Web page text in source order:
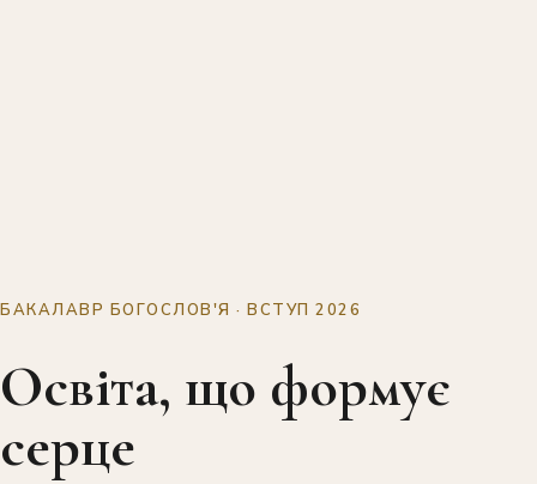
БАКАЛАВР БОГОСЛОВ'Я · ВСТУП 2026
Освіта, що формує
серце